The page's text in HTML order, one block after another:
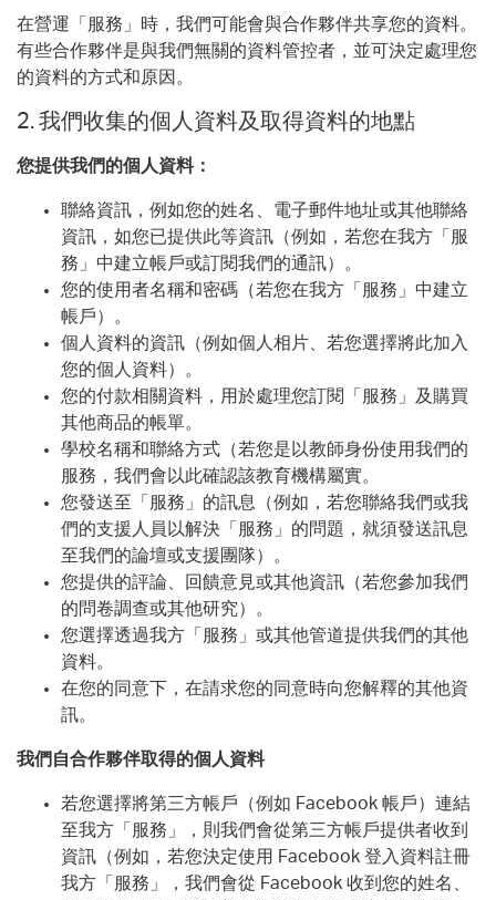
在營運「服務」時，我們可能會與合作夥伴共享您的資料。
有些合作夥伴是與我們無關的資料管控者，並可決定處理您
的資料的方式和原因。
2. 我們收集的個人資料及取得資料的地點
您提供我們的個人資料：
聯絡資訊，例如您的姓名、電子郵件地址或其他聯絡
資訊，如您已提供此等資訊（例如，若您在我方「服
務」中建立帳戶或訂閱我們的通訊）。
您的使用者名稱和密碼（若您在我方「服務」中建立
帳戶）。
個人資料的資訊（例如個人相片、若您選擇將此加入
您的個人資料）。
您的付款相關資料，用於處理您訂閱「服務」及購買
其他商品的帳單。
學校名稱和聯絡方式（若您是以教師身份使用我們的
服務，我們會以此確認該教育機構屬實。
您發送至「服務」的訊息（例如，若您聯絡我們或我
們的支援人員以解決「服務」的問題，就須發送訊息
至我們的論壇或支援團隊）。
您提供的評論、回饋意見或其他資訊（若您參加我們
的問卷調查或其他研究）。
您選擇透過我方「服務」或其他管道提供我們的其他
資料。
在您的同意下，在請求您的同意時向您解釋的其他資
訊。
我們自合作夥伴取得的個人資料
若您選擇將第三方帳戶（例如 Facebook 帳戶）連結
至我方「服務」，則我們會從第三方帳戶提供者收到
資訊（例如，若您決定使用 Facebook 登入資料註冊
我方「服務」，我們會從 Facebook 收到您的姓名、